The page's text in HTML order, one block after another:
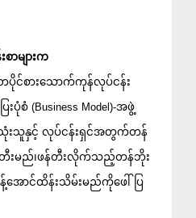
များက
င်စားသောက်ကုန်လုပ်ငန်း
စံ (Business Model)-အဖွဲ့
သုံးသူနှင့် လုပ်ငန်းရှင်အတွက်တန်
တီးမည်၊ဖန်တီးလိုက်သည့်တန်ဘိုး
ာင်ထိန်းသိမ်းမည်ကိုဖေါ်ပြ